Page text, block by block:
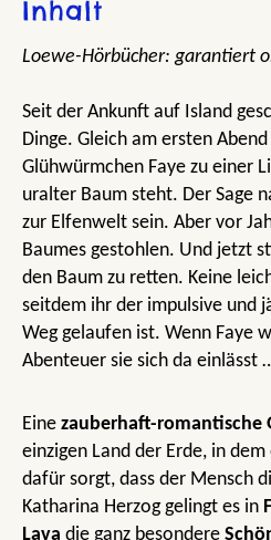
Inhalt
Loewe-Hörbücher: garantiert
Seit der Ankunft auf Island
Dinge. Gleich am ersten
Glühwürmchen Faye zu einer
uralter Baum steht. Der Sage
zur Elfenwelt sein. Aber vor
Baumes gestohlen. Und jetzt
den Baum zu retten. Keine
seitdem ihr der impulsive und
Weg gelaufen ist. Wenn Faye
Abenteuer sie sich da einlässt
Eine zauberhaft-romantische
einzigen Land der Erde, in
dafür sorgt, dass der Mensch
Katharina Herzog gelingt es in
Lava die ganz besondere